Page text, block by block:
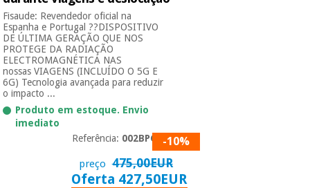
Fisaude: Revendedor oficial na
Espanha e Portugal ??DISPOSITIVO
DE ÚLTIMA GERAÇÃO QUE NOS
PROTEGE DA RADIAÇÃO
ELECTROMAGNÉTICA NAS
nossas VIAGENS (INCLUÍDO O 5G E
6G) Tecnologia avançada para reduzir
o impacto ...
Produto em estoque. Envio
imediato
Referência: 002BPG-1-10%
preço 475,00EUR
Oferta 427,50EUR